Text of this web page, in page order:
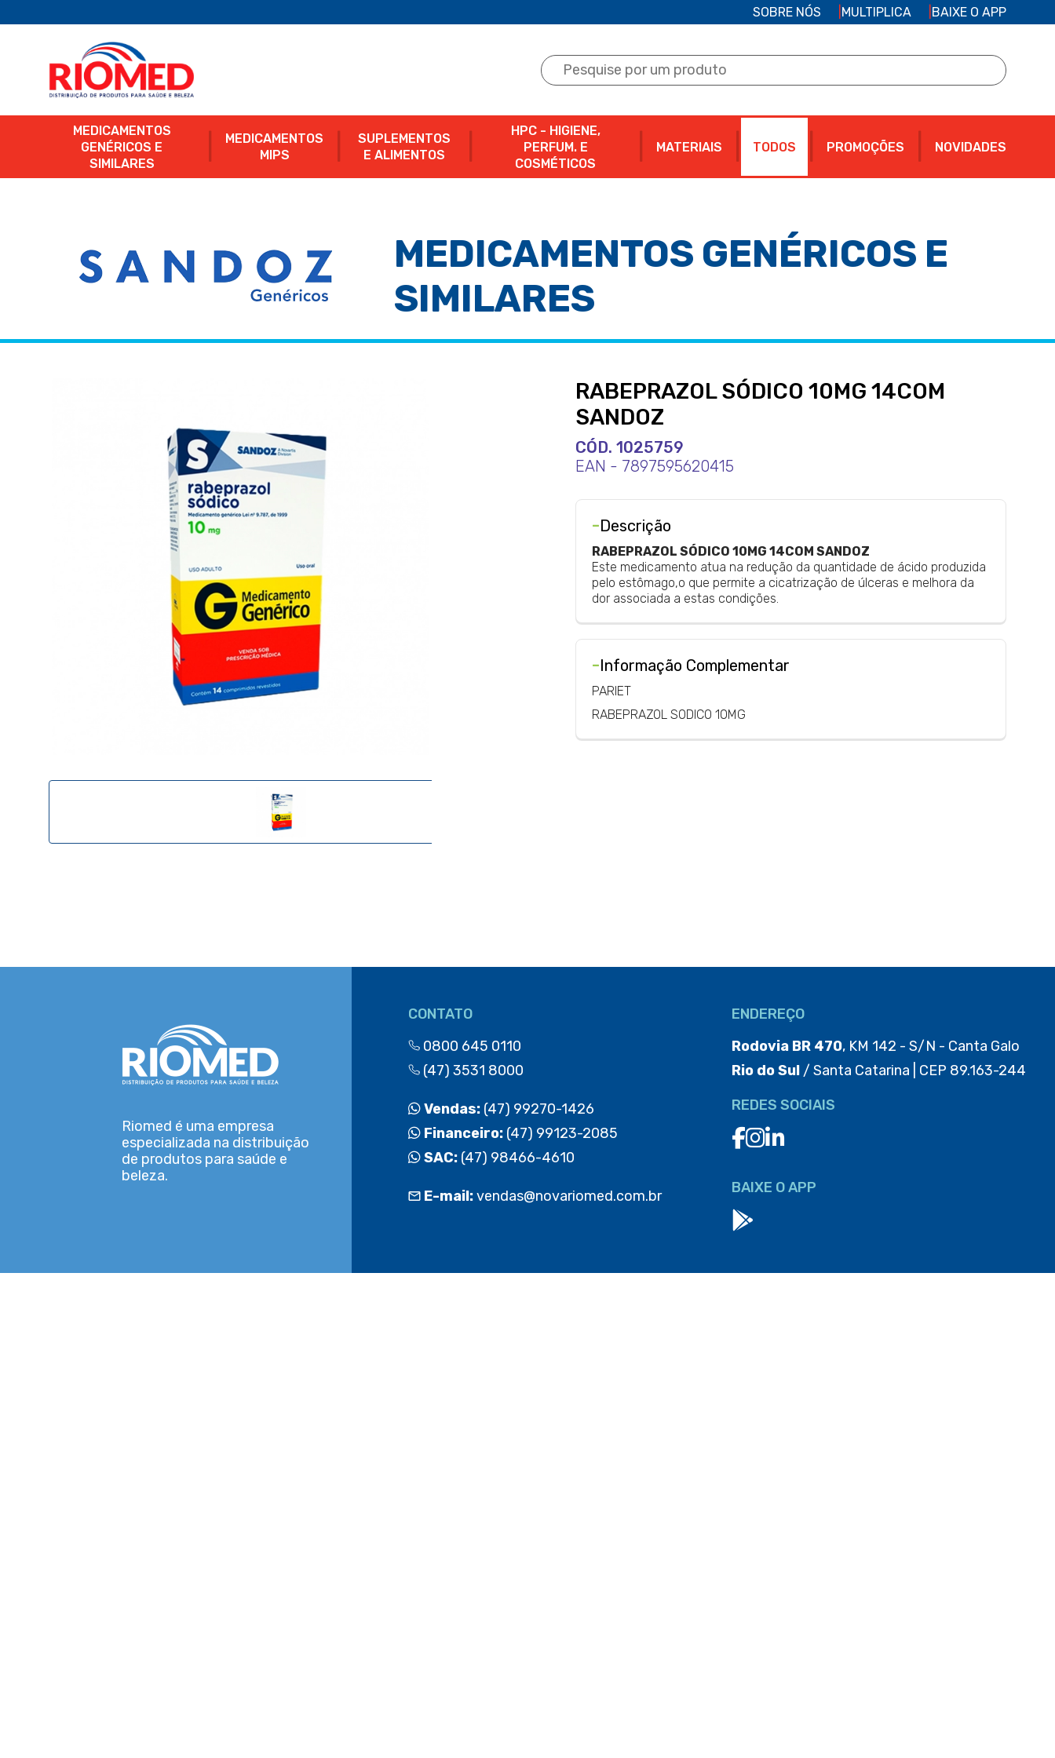
SOBRE NÓS MULTIPLICA BAIXE O APP
MEDICAMENTOS
GENÉRICOS E
SIMILARES
MEDICAMENTOS
MIPS
SUPLEMENTOS
E ALIMENTOS
HPC - HIGIENE,
PERFUM. E
COSMÉTICOS
MATERIAIS TODOS PROMOÇÕES NOVIDADES
MEDICAMENTOS GENÉRICOS E
SIMILARES
RABEPRAZOL SÓDICO 10MG 14COM
SANDOZ
CÓD. 1025759
EAN - 7897595620415
-Descrição
RABEPRAZOL SÓDICO 10MG 14COM SANDOZ
Este medicamento atua na redução da quantidade de ácido produzida
pelo estômago,o que permite a cicatrização de úlceras e melhora da
dor associada a estas condições.
-Informação Complementar
PARIET
RABEPRAZOL SODICO 10MG
Riomed é uma empresa
especializada na distribuição
de produtos para saúde e
beleza.
CONTATO
0800 645 0110
(47) 3531 8000
Vendas: (47) 99270-1426
Financeiro: (47) 99123-2085
SAC: (47) 98466-4610
E-mail:vendas@novariomed.com.br
ENDEREÇO
Rodovia BR 470, KM 142 - S/N - Canta Galo
Rio do Sul/ Santa Catarina | CEP 89.163-244
REDES SOCIAIS
BAIXE O APP